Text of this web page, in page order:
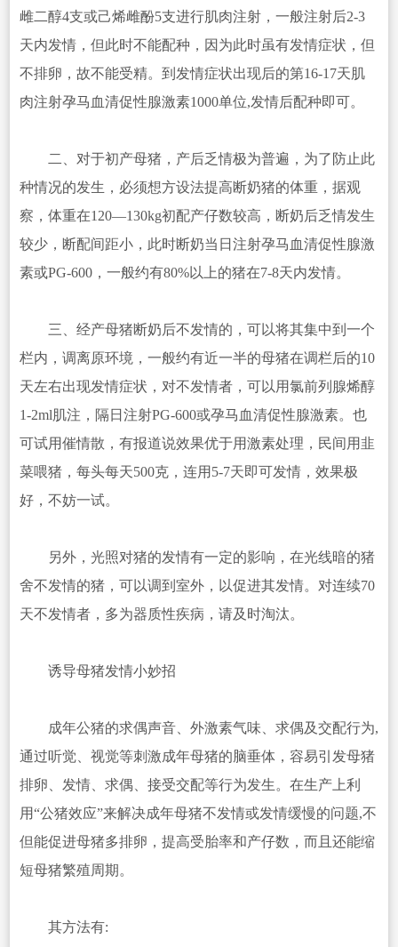
雌二醇4支或己烯雌酚5支进行肌肉注射，一般注射后2-3
天内发情，但此时不能配种，因为此时虽有发情症状，但
不排卵，故不能受精。到发情症状出现后的第16-17天肌
肉注射孕马血清促性腺激素1000单位,发情后配种即可。
二、对于初产母猪，产后乏情极为普遍，为了防止此
种情况的发生，必须想方设法提高断奶猪的体重，据观
察，体重在120—130kg初配产仔数较高，断奶后乏情发生
较少，断配间距小，此时断奶当日注射孕马血清促性腺激
素或PG-600，一般约有80%以上的猪在7-8天内发情。
三、经产母猪断奶后不发情的，可以将其集中到一个
栏内，调离原环境，一般约有近一半的母猪在调栏后的10
天左右出现发情症状，对不发情者，可以用氯前列腺烯醇
1-2ml肌注，隔日注射PG-600或孕马血清促性腺激素。也
可试用催情散，有报道说效果优于用激素处理，民间用韭
菜喂猪，每头每天500克，连用5-7天即可发情，效果极
好，不妨一试。
另外，光照对猪的发情有一定的影响，在光线暗的猪
舍不发情的猪，可以调到室外，以促进其发情。对连续70
天不发情者，多为器质性疾病，请及时淘汰。
诱导母猪发情小妙招
成年公猪的求偶声音、外激素气味、求偶及交配行为,
通过听觉、视觉等刺激成年母猪的脑垂体，容易引发母猪
排卵、发情、求偶、接受交配等行为发生。在生产上利
用“公猪效应”来解决成年母猪不发情或发情缓慢的问题,不
但能促进母猪多排卵，提高受胎率和产仔数，而且还能缩
短母猪繁殖周期。
其方法有: